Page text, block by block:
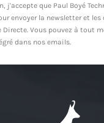
j'accepte que Paul Boyé
envoyer la newsletter et
Directe. Vous pouvez à tout
dans nos emails.